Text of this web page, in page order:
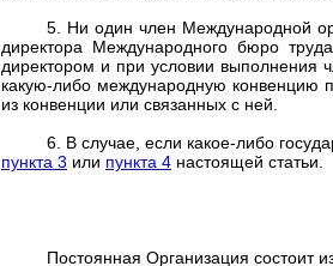
5. Ни один член Международной
директора Международного бюро
директором и при условии выполнения
какую-либо международную конвенцию
из конвенции или связанных с ней.
6. В случае, если какое-либо
пункта 3 или пункта 4 настоящей статьи.
Постоянная Организация состоит